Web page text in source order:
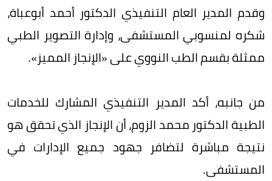
وقدم المدير العام التنفيذي الدكتور أحمد أبوعباة،
شكره لمنسوبي المستشفى، وإدارة التصوير الطبي
ممثلة بقسم الطب النووي على «الإنجاز المميز».
من جانبه، أكد المدير التنفيذي المشارك للخدمات
الطبية الدكتور محمد الزوم، أن الإنجاز الذي تحقق هو
نتيجة مباشرة لتضافر جهود جميع الإدارات في
المستشفى.